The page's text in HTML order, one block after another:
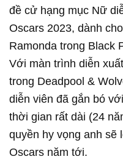
đề cử hạng mục Nữ
Oscars 2023, dành
Ramonda trong Black
Với màn trình diễn
trong Deadpool &
diễn viên đã gắn bó
thời gian rất dài (24
quyền hy vọng anh sẽ
Oscars năm tới.